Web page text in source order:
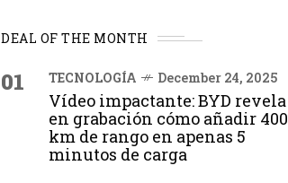
DEAL OF THE MONTH
01 TECNOLOGÍA December 24, 2025
Vídeo impactante: BYD revela
en grabación cómo añadir 400
km de rango en apenas 5
minutos de carga